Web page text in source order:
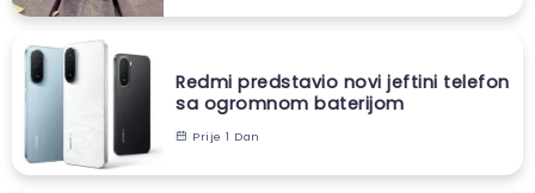
Redmi predstavio novi jeftini telefon
sa ogromnom baterijom
Prije 1 Dan